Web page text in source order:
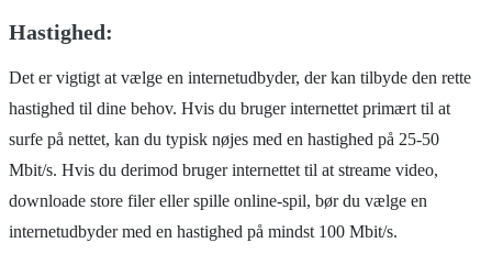
Hastighed:
Det er vigtigt at vælge en internetudbyder, der kan tilbyde den rette
hastighed til dine behov. Hvis du bruger internettet primært til at
surfe på nettet, kan du typisk nøjes med en hastighed på 25-50
Mbit/s. Hvis du derimod bruger internettet til at streame video,
downloade store filer eller spille online-spil, bør du vælge en
internetudbyder med en hastighed på mindst 100 Mbit/s.